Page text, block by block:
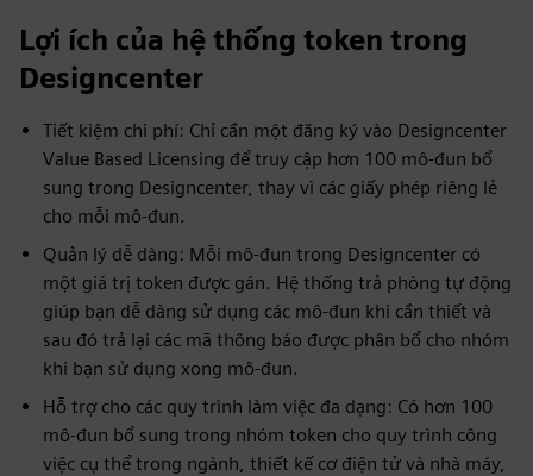
Lợi ích của hệ thống token trong
Designcenter
Tiết kiệm chi phí: Chỉ cần một đăng ký vào Designcenter
Value Based Licensing để truy cập hơn 100 mô-đun bổ
sung trong Designcenter, thay vì các giấy phép riêng lẻ
cho mỗi mô-đun.
Quản lý dễ dàng: Mỗi mô-đun trong Designcenter có
một giá trị token được gán. Hệ thống trả phòng tự động
giúp bạn dễ dàng sử dụng các mô-đun khi cần thiết và
sau đó trả lại các mã thông báo được phân bổ cho nhóm
khi bạn sử dụng xong mô-đun.
Hỗ trợ cho các quy trình làm việc đa dạng: Có hơn 100
mô-đun bổ sung trong nhóm token cho quy trình công
việc cụ thể trong ngành, thiết kế cơ điện tử và nhà máy,